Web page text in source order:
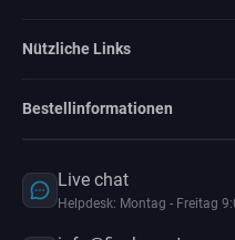
Nützliche Links
Bestellinformationen
Live chat
Helpdesk: Montag - Freitag